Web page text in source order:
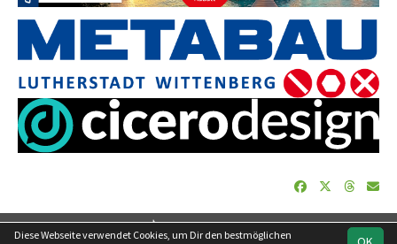
soccero.de
Diese Webseite verwendet Cookies, um Dir den bestmöglichen